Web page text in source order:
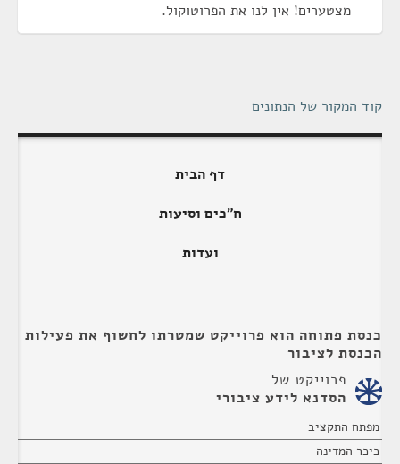
מצטערים! אין לנו את הפרוטוקול.
קוד המקור של הנתונים
דף הבית
ח"כים וסיעות
ועדות
כנסת פתוחה הוא פרוייקט שמטרתו לחשוף את פעילות
הכנסת לציבור
פרוייקט של
הסדנא לידע ציבורי
מפתח התקציב
כיכר המדינה